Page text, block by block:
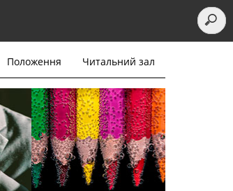
Положення Читальний зал